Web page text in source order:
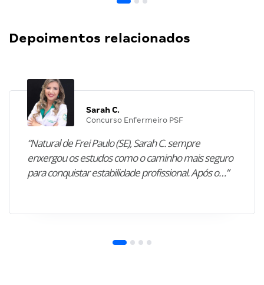
Depoimentos relacionados
Sarah C.
Concurso Enfermeiro PSF
“Natural de Frei Paulo (SE), Sarah C. sempre
enxergou os estudos como o caminho mais seguro
para conquistar estabilidade profissional. Após o…”